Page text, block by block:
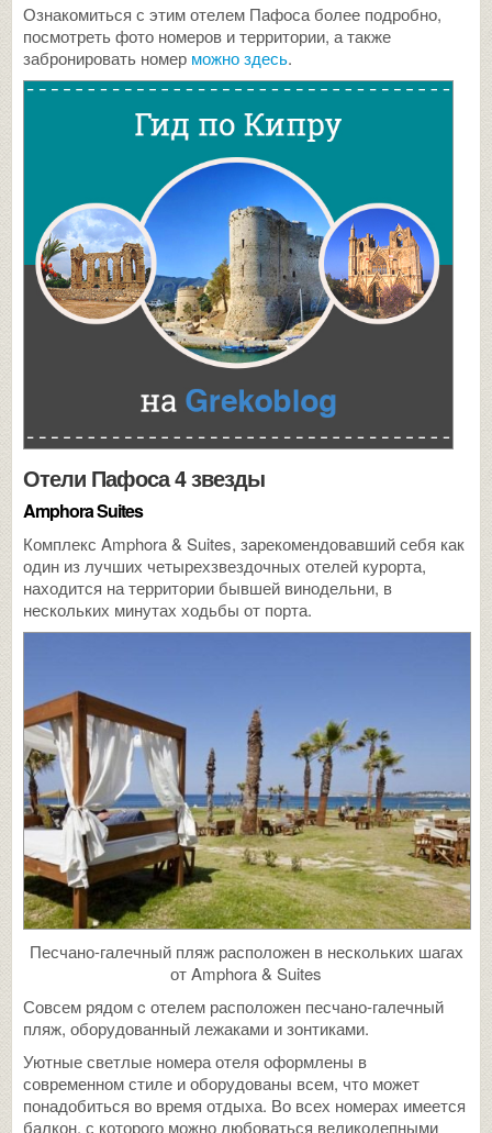
Ознакомиться с этим отелем Пафоса более подробно,
посмотреть фото номеров и территории, а также
забронировать номер можно здесь.
Отели Пафоса 4 звезды
Amphora Suites
Комплекс Amphora & Suites, зарекомендовавший себя как
один из лучших четырехзвездочных отелей курорта,
находится на территории бывшей винодельни, в
нескольких минутах ходьбы от порта.
Песчано-галечный пляж расположен в нескольких шагах
от Amphora & Suites
Совсем рядом c отелем расположен песчано-галечный
пляж, оборудованный лежаками и зонтиками.
Уютные светлые номера отеля оформлены в
современном стиле и оборудованы всем, что может
понадобиться во время отдыха. Во всех номерах имеется
балкон, с которого можно любоваться великолепными